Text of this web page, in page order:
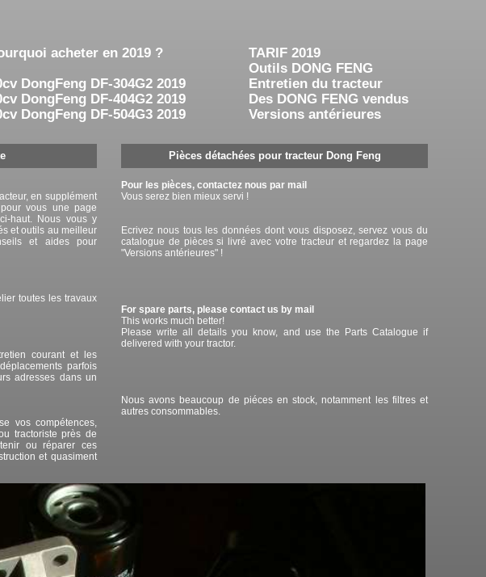
acheter en 2019 ?
DongFeng DF-304G2 2019
DongFeng DF-404G2 2019
DongFeng DF-504G3 2019
TARIF 2019
Outils DONG FENG
Entretien du tracteur
Des DONG FENG vendus
Versions antérieures
en supplément
vous une page
haut. Nous vous y
et outils au meilleur
et aides pour
toutes les travaux
courant et les
parfois
adresses dans un
vos compétences,
tractoriste près de
ou réparer ces
et quasiment
Pièces détachées pour tracteur Dong Feng
Pour les pièces, contactez nous par mail
Vous serez bien mieux servi !
Ecrivez nous tous les données dont vous disposez, servez vous du
catalogue de pièces si livré avec votre tracteur et regardez la page
"Versions antérieures" !
For spare parts, please contact us by mail
This works much better!
Please write all details you know, and use the Parts Catalogue if
delivered with your tractor.
Nous avons beaucoup de piéces en stock, notamment les filtres et
autres consommables.